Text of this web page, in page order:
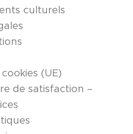
culturels
(UE)
de satisfaction –